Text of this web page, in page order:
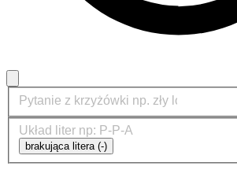
brakująca litera (-)